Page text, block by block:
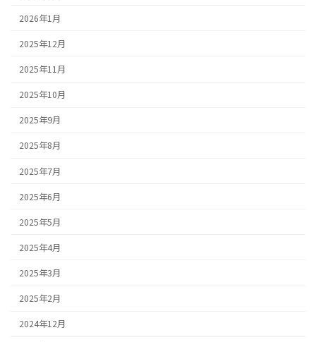
2026年1月
2025年12月
2025年11月
2025年10月
2025年9月
2025年8月
2025年7月
2025年6月
2025年5月
2025年4月
2025年3月
2025年2月
2024年12月